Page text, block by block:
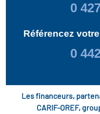
0
Référencez
0
Les financeurs,
CARIF-OREF,